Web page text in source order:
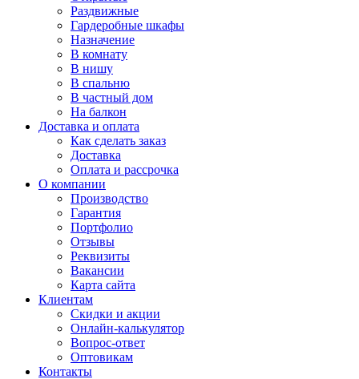
Раздвижные
Гардеробные шкафы
Назначение
В комнату
В нишу
В спальню
В частный дом
На балкон
Доставка и оплата
Как сделать заказ
Доставка
Оплата и рассрочка
О компании
Производство
Гарантия
Портфолио
Отзывы
Реквизиты
Вакансии
Карта сайта
Клиентам
Скидки и акции
Онлайн-калькулятор
Вопрос-ответ
Оптовикам
Контакты